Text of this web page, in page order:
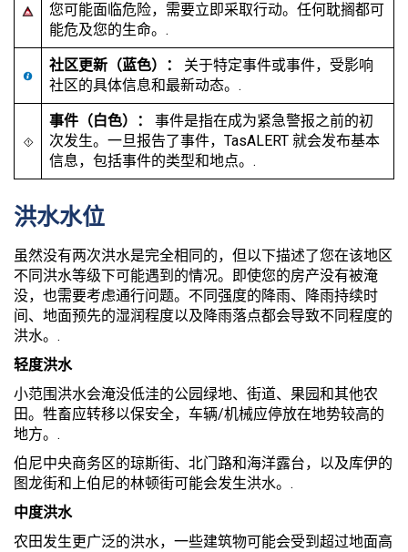
您可能面临危险，需要立即采取行动。任何耽搁都可
能危及您的生命。.
社区更新（蓝色）：
关于特定事件或事件，受影响
社区的具体信息和最新动态。.
事件（白色）：
事件是指在成为紧急警报之前的初
次发生。一旦报告了事件，TasALERT 就会发布基本
信息，包括事件的类型和地点。.
洪水水位
虽然没有两次洪水是完全相同的，但以下描述了您在该地区
不同洪水等级下可能遇到的情况。即使您的房产没有被淹
没，也需要考虑通行问题。不同强度的降雨、降雨持续时
间、地面预先的湿润程度以及降雨落点都会导致不同程度的
洪水。.
轻度洪水
小范围洪水会淹没低洼的公园绿地、街道、果园和其他农
田。牲畜应转移以保安全，车辆/机械应停放在地势较高的
地方。.
伯尼中央商务区的琼斯街、北门路和海洋露台，以及库伊的
图龙街和上伯尼的林顿街可能会发生洪水。.
中度洪水
农田发生更广泛的洪水，一些建筑物可能会受到超过地面高